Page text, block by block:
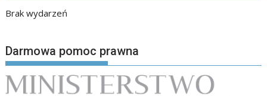
Brak wydarzeń
Darmowa pomoc prawna